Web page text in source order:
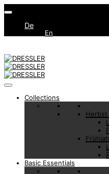
De
En
Collections
Basic Essentials